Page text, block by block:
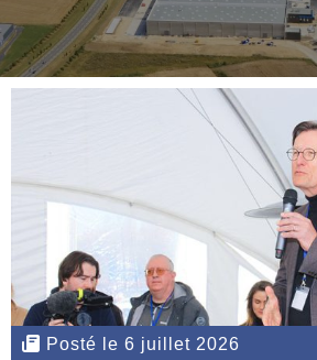
Posté le 6 juillet 2026